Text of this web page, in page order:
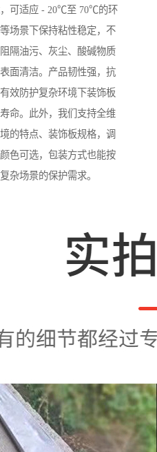
可适应 - 20℃至 70℃的环
场景下保持粘性稳定，不
隔油污、灰尘、酸碱物质
面清洁。产品韧性强，抗
效防护复杂环境下装饰板
命。此外，我们支持全维
的特点、装饰板规格，调
色可选，包装方式也能按
杂场景的保护需求。